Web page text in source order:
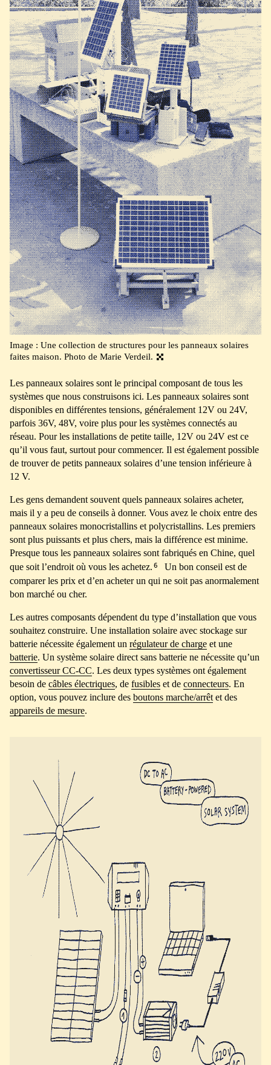
Image : Une collection de structures pour les panneaux solaires
faites maison. Photo de Marie Verdeil.
Les panneaux solaires sont le principal composant de tous les
systèmes que nous construisons ici. Les panneaux solaires sont
disponibles en différentes tensions, généralement 12V ou 24V,
parfois 36V, 48V, voire plus pour les systèmes connectés au
réseau. Pour les installations de petite taille, 12V ou 24V est ce
qu’il vous faut, surtout pour commencer. Il est également possible
de trouver de petits panneaux solaires d’une tension inférieure à
12 V.
Les gens demandent souvent quels panneaux solaires acheter,
mais il y a peu de conseils à donner. Vous avez le choix entre des
panneaux solaires monocristallins et polycristallins. Les premiers
sont plus puissants et plus chers, mais la différence est minime.
Presque tous les panneaux solaires sont fabriqués en Chine, quel
que soit l’endroit où vous les achetez.6
Un bon conseil est de
comparer les prix et d’en acheter un qui ne soit pas anormalement
bon marché ou cher.
Les autres composants dépendent du type d’installation que vous
souhaitez construire. Une installation solaire avec stockage sur
batterie nécessite également un régulateur de charge et une
batterie. Un système solaire direct sans batterie ne nécessite qu’un
convertisseur CC-CC. Les deux types systèmes ont également
besoin de câbles électriques, de fusibles et de connecteurs. En
option, vous pouvez inclure des boutons marche/arrêt et des
appareils de mesure.